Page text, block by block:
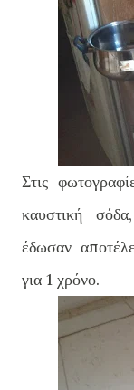
Στις
καυστική
έδωσαν
για 1 χρόνο.